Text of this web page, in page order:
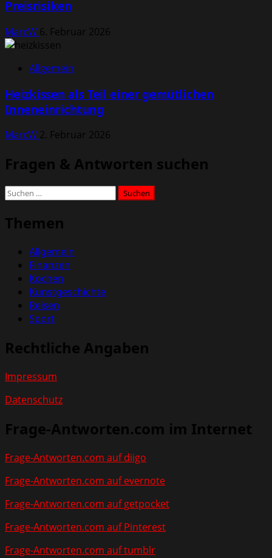
Preisrisiken
MarcW 6. Februar 2026
Allgemein
Heizkissen als Teil einer gemütlichen
Inneneinrichtung
MarcW 2. Februar 2026
Fragen & Antworten suchen
Suchen
Themen
Allgemein
Finanzen
Kochen
Kunstgeschichte
Reisen
Sport
Rechtliche Angaben
Impressum
Datenschutz
Frage-Antworten.com im Internet
Frage-Antworten.com auf diigo
Frage-Antworten.com auf evernote
Frage-Antworten.com auf getpocket
Frage-Antworten.com auf Pinterest
Frage-Antworten.com auf tumblr